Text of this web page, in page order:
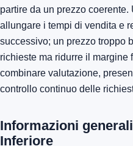
partire da un prezzo
allungare i tempi di vendita e
successivo; un prezzo troppo
richieste ma ridurre il margine
combinare valutazione,
controllo continuo delle
Informazioni
Inferiore